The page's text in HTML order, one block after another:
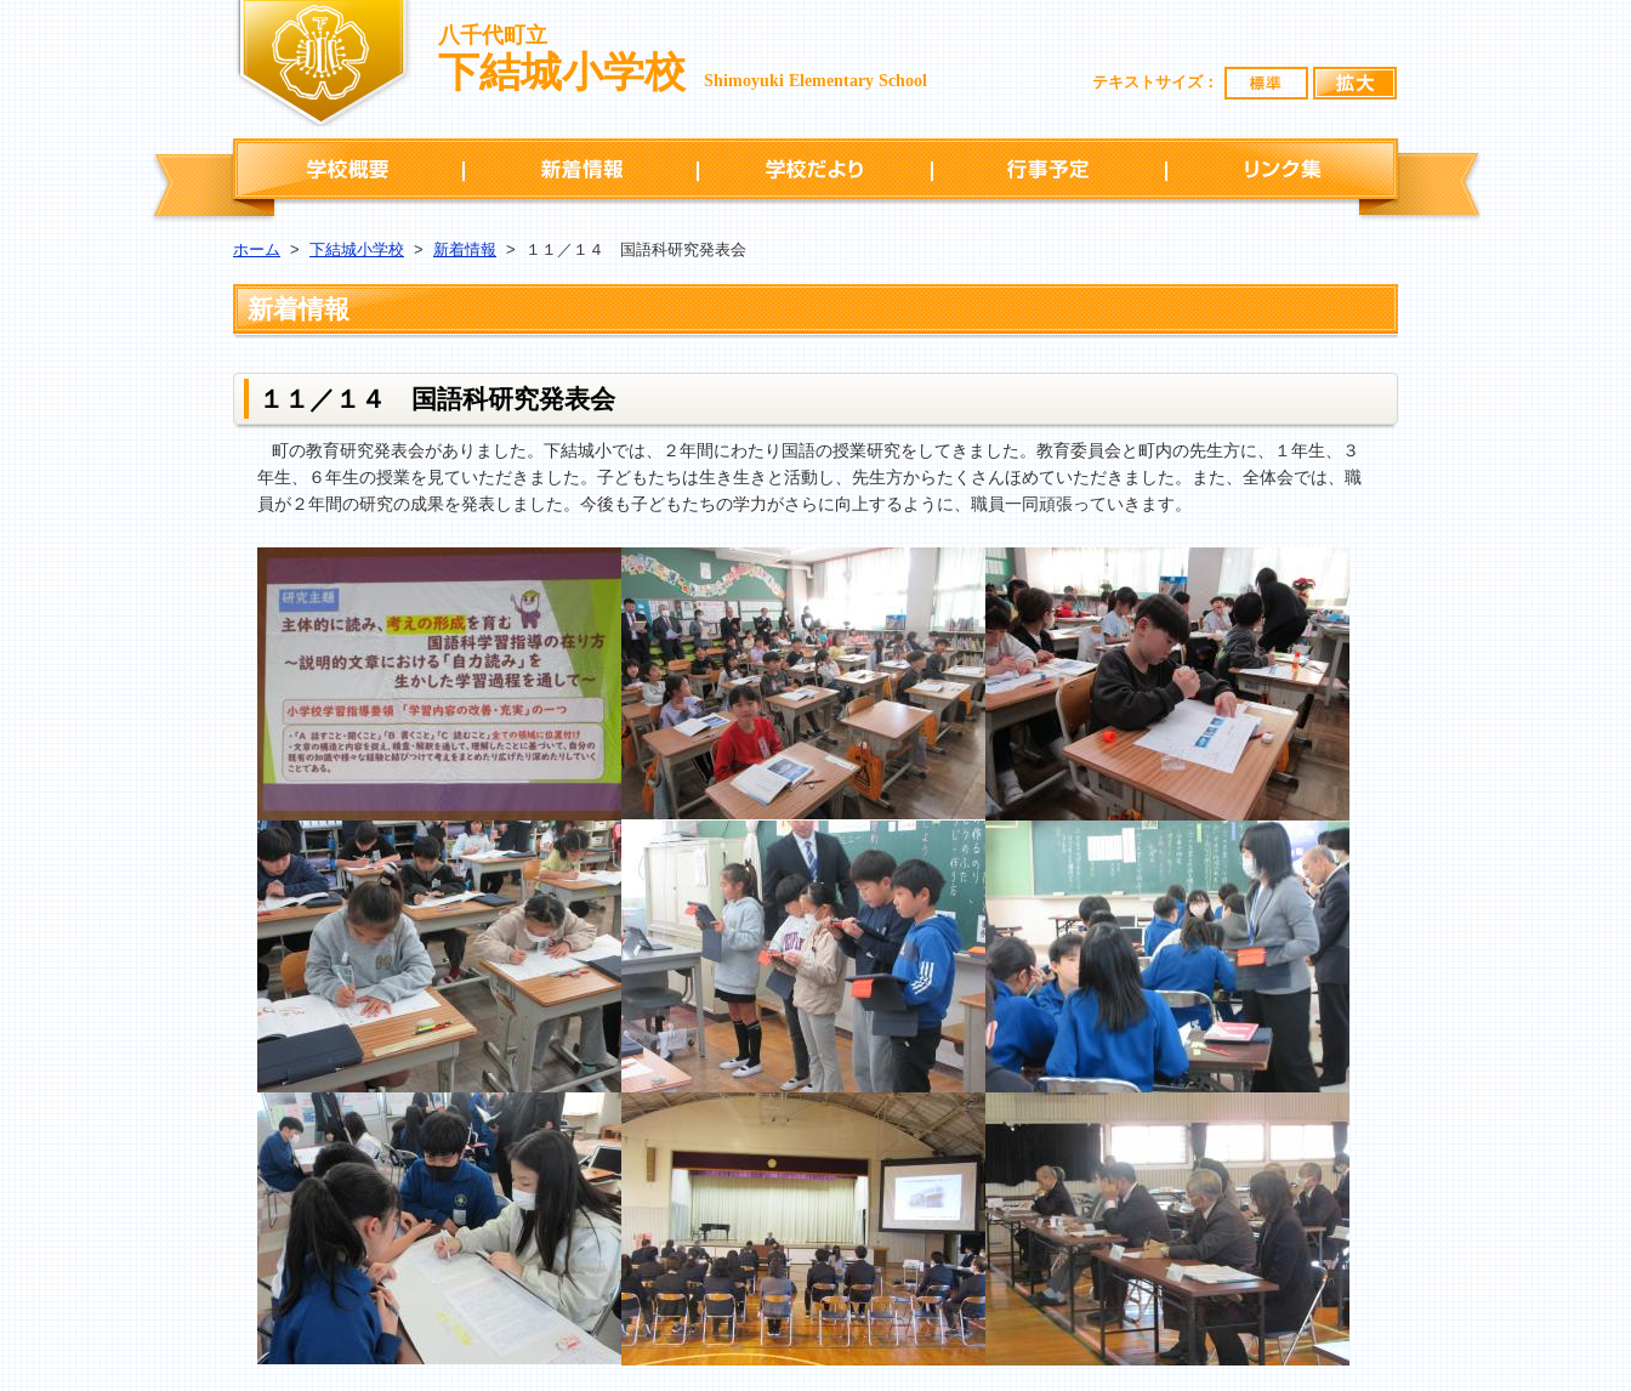
八千代町立
下結城小学校 Shimoyuki Elementary School テキストサイズ： 標準
学校概要 新着情報 学校だより 行事予定 リンク集
ホーム > 下結城小学校 > 新着情報 > １１／１４ 国語科研究発表会
新着情報
１１／１４ 国語科研究発表会
町の教育研究発表会がありました。下結城小では、２年間にわたり国語の授業研究をしてきました。教育委員会と町内の先生方に、１年生、３
年生、６年生の授業を見ていただきました。子どもたちは生き生きと活動し、先生方からたくさんほめていただきました。また、全体会では、職
員が２年間の研究の成果を発表しました。今後も子どもたちの学力がさらに向上するように、職員一同頑張っていきます。